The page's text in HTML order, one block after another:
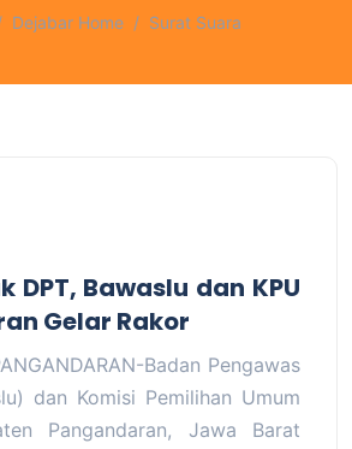
Dejabar Home Surat Suara
DPT, Bawaslu dan KPU
Gelar Rakor
Badan Pengawas
dan Komisi Pemilihan Umum
Pangandaran, Jawa Barat